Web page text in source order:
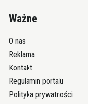
Ważne
O nas
Reklama
Kontakt
Regulamin portalu
Polityka prywatności